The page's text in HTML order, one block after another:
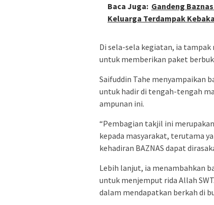
Baca Juga: Gandeng
Keluarga Terdampak
Di sela-sela kegiatan, ia
untuk memberikan paket
Saifuddin Tahe menyampaikan
untuk hadir di tengah-tengah
ampunan ini.
“Pembagian takjil ini
kepada masyarakat, terutama
kehadiran BAZNAS dapat
Lebih lanjut, ia menambahkan
untuk menjemput rida Allah
dalam mendapatkan berkah di